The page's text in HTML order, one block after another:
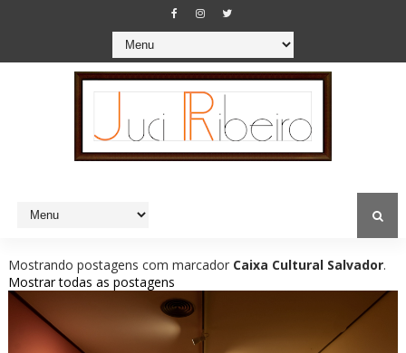
Mostrando postagens com marcador Caixa Cultural Salvador.
Mostrar todas as postagens